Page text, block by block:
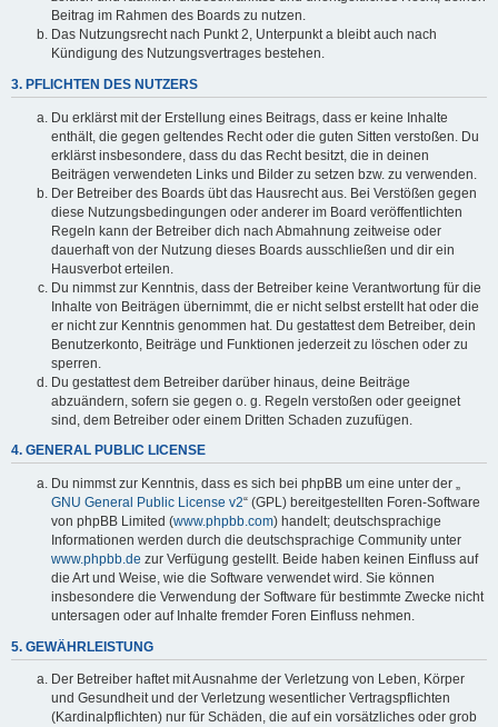
Beitrag im Rahmen des Boards zu nutzen.
Das Nutzungsrecht nach Punkt 2, Unterpunkt a bleibt auch nach
Kündigung des Nutzungsvertrages bestehen.
3. PFLICHTEN DES NUTZERS
Du erklärst mit der Erstellung eines Beitrags, dass er keine Inhalte
enthält, die gegen geltendes Recht oder die guten Sitten verstoßen. Du
erklärst insbesondere, dass du das Recht besitzt, die in deinen
Beiträgen verwendeten Links und Bilder zu setzen bzw. zu verwenden.
Der Betreiber des Boards übt das Hausrecht aus. Bei Verstößen gegen
diese Nutzungsbedingungen oder anderer im Board veröffentlichten
Regeln kann der Betreiber dich nach Abmahnung zeitweise oder
dauerhaft von der Nutzung dieses Boards ausschließen und dir ein
Hausverbot erteilen.
Du nimmst zur Kenntnis, dass der Betreiber keine Verantwortung für die
Inhalte von Beiträgen übernimmt, die er nicht selbst erstellt hat oder die
er nicht zur Kenntnis genommen hat. Du gestattest dem Betreiber, dein
Benutzerkonto, Beiträge und Funktionen jederzeit zu löschen oder zu
sperren.
Du gestattest dem Betreiber darüber hinaus, deine Beiträge
abzuändern, sofern sie gegen o. g. Regeln verstoßen oder geeignet
sind, dem Betreiber oder einem Dritten Schaden zuzufügen.
4. GENERAL PUBLIC LICENSE
Du nimmst zur Kenntnis, dass es sich bei phpBB um eine unter der „
GNU General Public License v2“ (GPL) bereitgestellten Foren-Software
von phpBB Limited (www.phpbb.com) handelt; deutschsprachige
Informationen werden durch die deutschsprachige Community unter
www.phpbb.de zur Verfügung gestellt. Beide haben keinen Einfluss auf
die Art und Weise, wie die Software verwendet wird. Sie können
insbesondere die Verwendung der Software für bestimmte Zwecke nicht
untersagen oder auf Inhalte fremder Foren Einfluss nehmen.
5. GEWÄHRLEISTUNG
Der Betreiber haftet mit Ausnahme der Verletzung von Leben, Körper
und Gesundheit und der Verletzung wesentlicher Vertragspflichten
(Kardinalpflichten) nur für Schäden, die auf ein vorsätzliches oder grob